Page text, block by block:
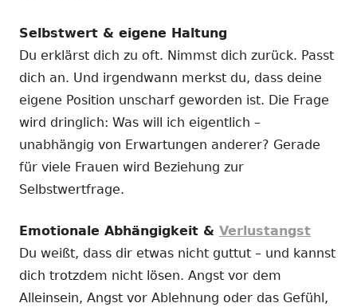
Selbstwert & eigene Haltung
Du erklärst dich zu oft. Nimmst dich zurück. Passt
dich an. Und irgendwann merkst du, dass deine
eigene Position unscharf geworden ist. Die Frage
wird dringlich: Was will ich eigentlich –
unabhängig von Erwartungen anderer? Gerade
für viele Frauen wird Beziehung zur
Selbstwertfrage.
Emotionale Abhängigkeit & Verlustangst
Du weißt, dass dir etwas nicht guttut – und kannst
dich trotzdem nicht lösen. Angst vor dem
Alleinsein, Angst vor Ablehnung oder das Gefühl,